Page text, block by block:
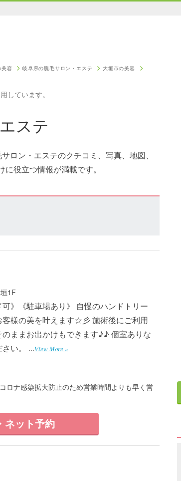
容 岐阜県の脱毛サロン・エステ
大垣市の美容
しています。
ステ
ロン・エステのクチコミ、写真、地図、
役立つ情報が満載です。
1F
》《駐車場あり》 自慢のハンドトリー
客様の美を叶えます☆彡 施術後にご利用
ままお出かけもできます♪♪ 個室ありな
い。 ...View More »
ロナ感染拡大防止のため営業時間よりも早く営
ット予約